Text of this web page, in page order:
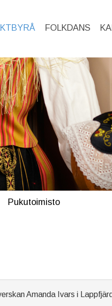
FOLKDANS
Pukutoimisto
Amanda Ivars i